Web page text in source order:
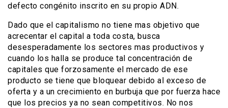
defecto congénito inscrito en su propio ADN.
Dado que el capitalismo no tiene mas objetivo que
acrecentar el capital a toda costa, busca
desesperadamente los sectores mas productivos y
cuando los halla se produce tal concentración de
capitales que forzosamente el mercado de ese
producto se tiene que bloquear debido al exceso de
oferta y a un crecimiento en burbuja que por fuerza hace
que los precios ya no sean competitivos. No nos